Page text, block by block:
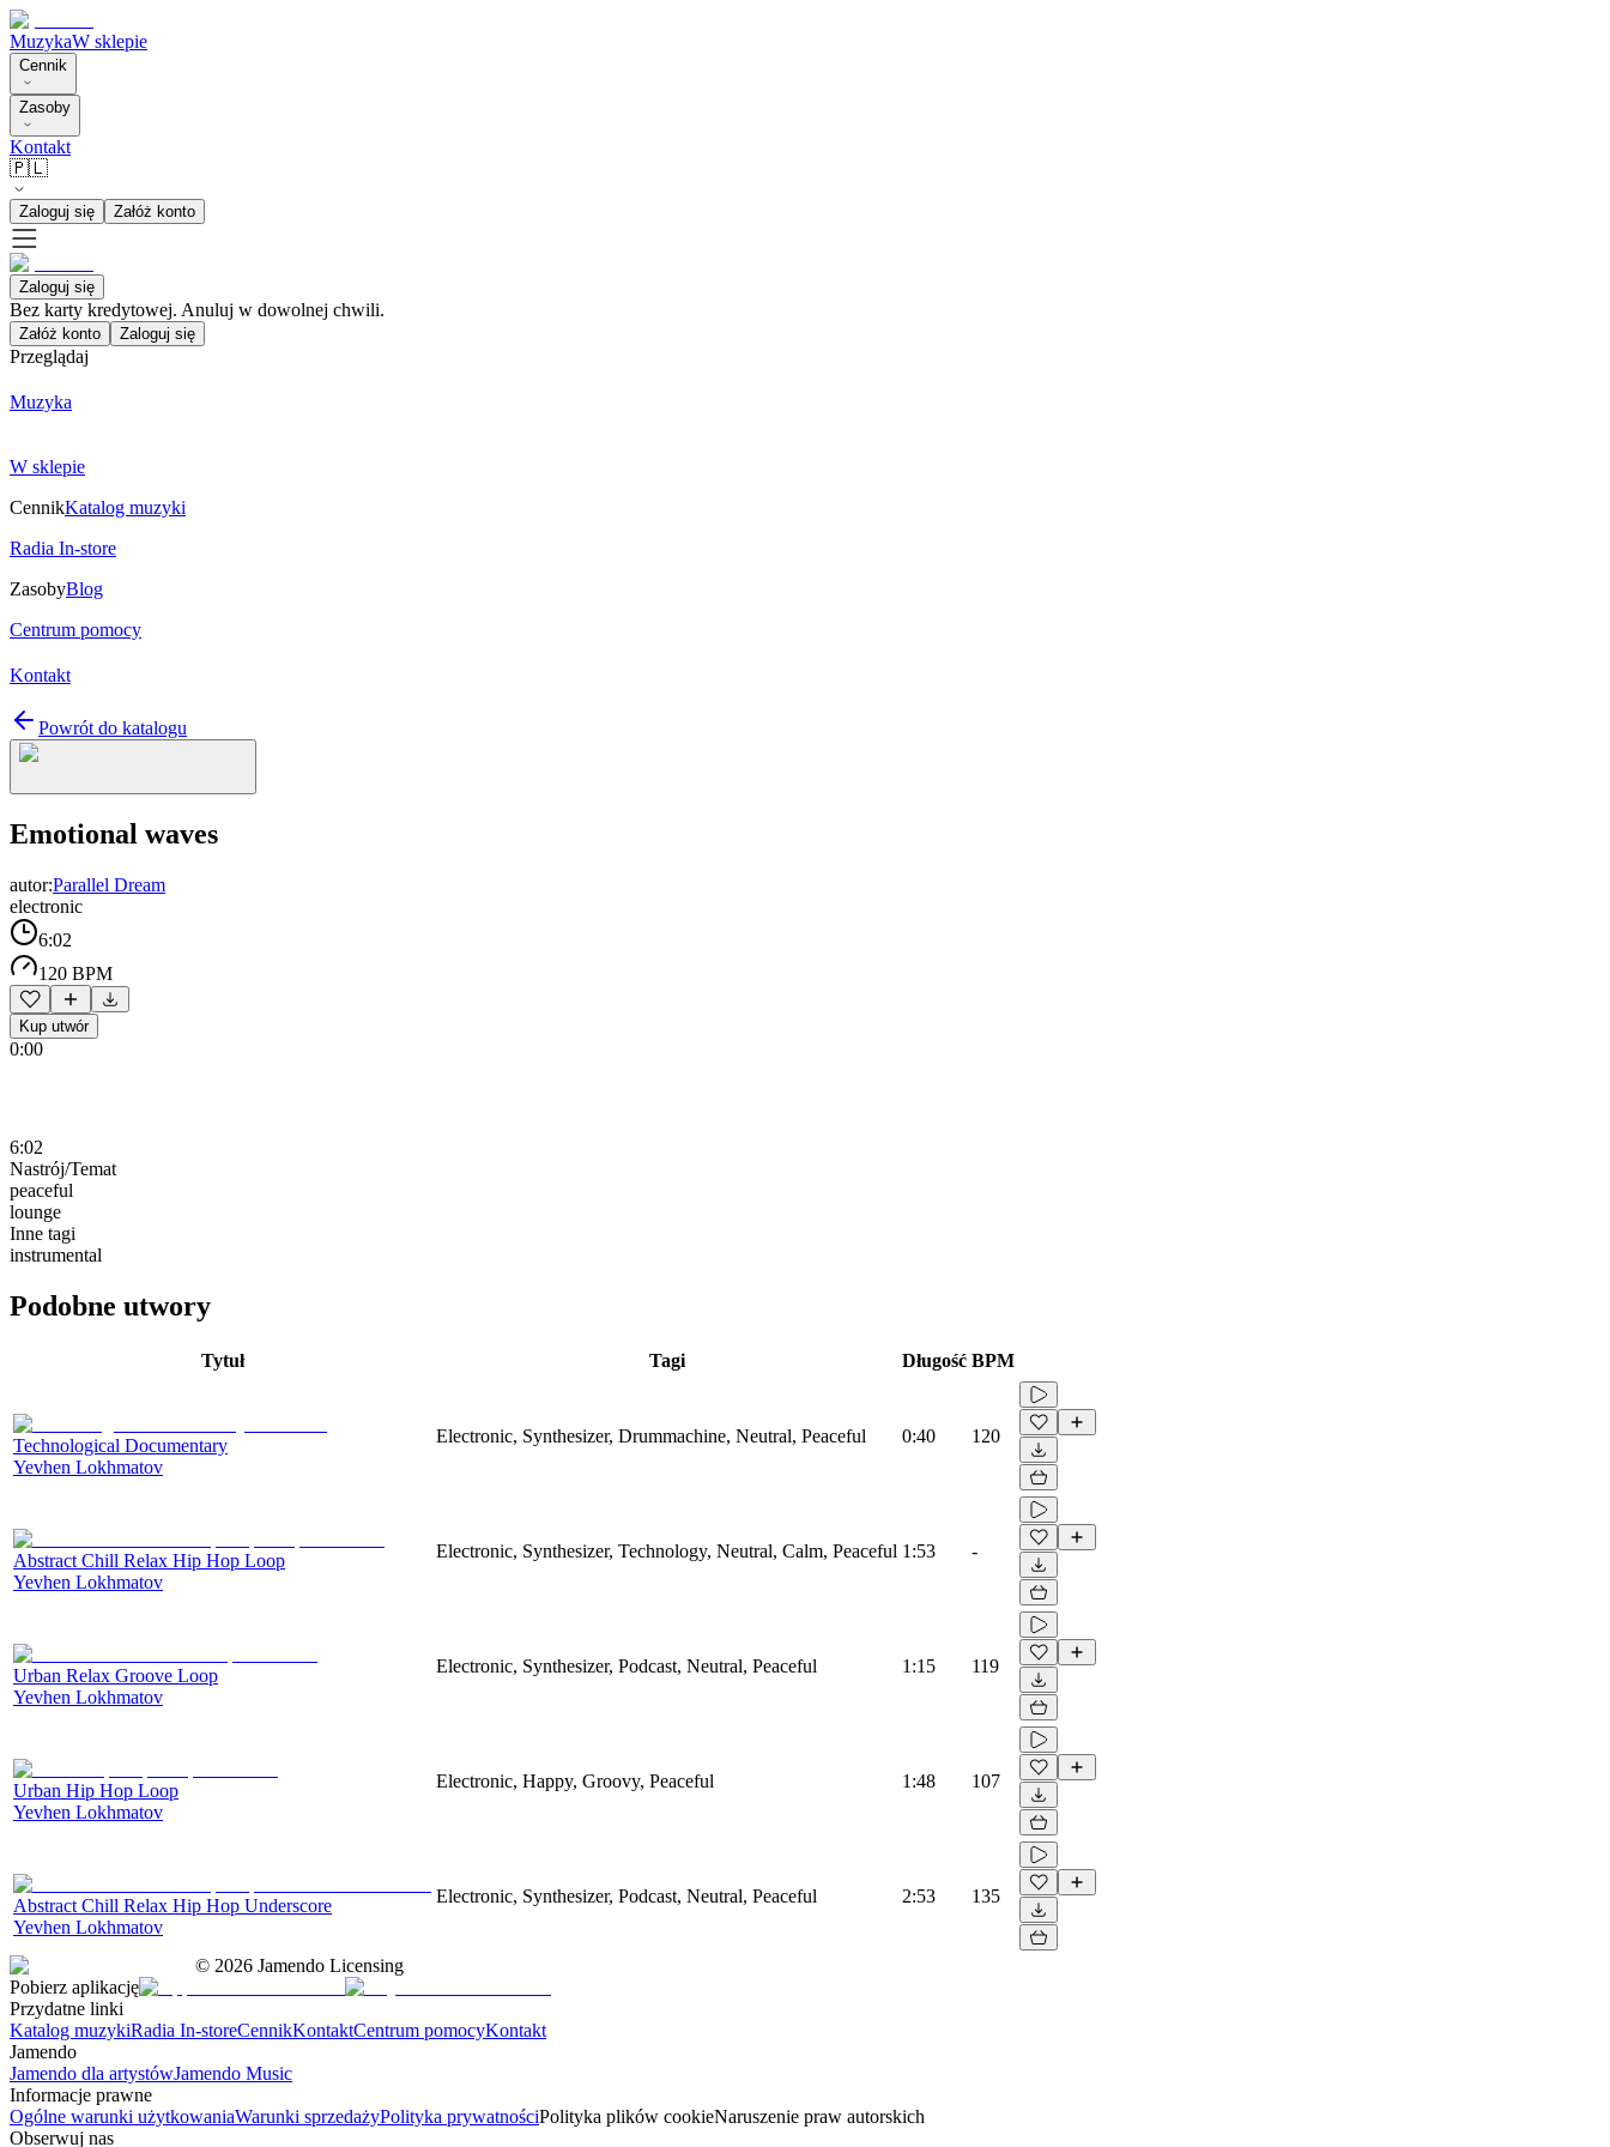
MuzykaW sklepie
Cennik
Zasoby
Kontakt
🇵🇱
Zaloguj się Załóż konto
Zaloguj się
Bez karty kredytowej. Anuluj w dowolnej chwili.
Załóż konto Zaloguj się
Przeglądaj
Muzyka
W sklepie
CennikKatalog muzyki
Radia In-store
ZasobyBlog
Centrum pomocy
Kontakt
Powrót do katalogu
Emotional waves
autor:Parallel Dream
electronic
6:02
120 BPM
Kup utwór
0:00
6:02
Nastrój/Temat
peaceful
lounge
Inne tagi
instrumental
Podobne utwory
Tytuł Tagi Długość BPM
Technological Documentary
Yevhen Lokhmatov
Electronic, Synthesizer, Drummachine, Neutral, Peaceful 0:40 120
Abstract Chill Relax Hip Hop Loop
Yevhen Lokhmatov
Electronic, Synthesizer, Technology, Neutral, Calm, Peaceful 1:53 -
Urban Relax Groove Loop
Yevhen Lokhmatov
Electronic, Synthesizer, Podcast, Neutral, Peaceful 1:15 119
Urban Hip Hop Loop
Yevhen Lokhmatov
Electronic, Happy, Groovy, Peaceful 1:48 107
Abstract Chill Relax Hip Hop Underscore
Yevhen Lokhmatov
Electronic, Synthesizer, Podcast, Neutral, Peaceful 2:53 135
© 2026 Jamendo Licensing
Pobierz aplikację
Przydatne linki
Katalog muzykiRadia In-storeCennikKontaktCentrum pomocyKontakt
Jamendo
Jamendo dla artystówJamendo Music
Informacje prawne
Ogólne warunki użytkowaniaWarunki sprzedażyPolityka prywatnościPolityka plików cookieNaruszenie praw autorskich
Obserwuj nas